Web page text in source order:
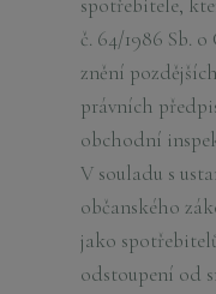
spotřebitele,
č. 64/1986 Sb.
znění
právních
obchodní
V souladu s
občanského
jako
odstoupení od